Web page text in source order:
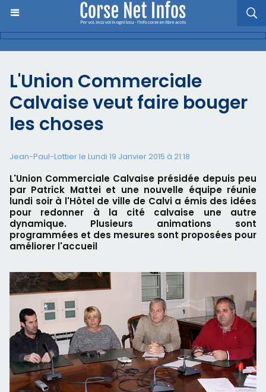
L'Union Commerciale
Calvaise veut faire bouger
les choses
Jean-Paul-Lottier le Lundi 19 Janvier 2015 à 21:18
L'Union Commerciale Calvaise présidée depuis peu
par Patrick Mattei et une nouvelle équipe réunie
lundi soir à l'Hôtel de ville de Calvi a émis des idées
pour redonner à la cité calvaise une autre
dynamique. Plusieurs animations sont
programmées et des mesures sont proposées pour
améliorer l'accueil